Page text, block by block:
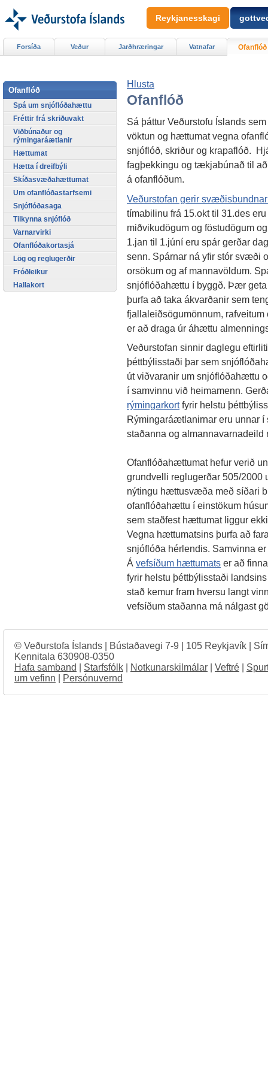
Hlusta
Ofanflóð
Sá þáttur Veðurstofu Íslands
vöktun og hættumat vegna
snjóflóð, skriður og krapaflóð.
fagþekkingu og tækjabúnað til
á ofanflóðum.
Veðurstofan gerir
tímabilinu frá 15.okt til 31.des
miðvikudögum og föstudögum
1.jan til 1.júní eru spár gerðar
senn. Spárnar ná yfir stór svæði
orsökum og af mannavöldum.
snjóflóðahættu í byggð. Þær geta
þurfa að taka ákvarðanir sem
fjallaleiðsögumönnum,
er að draga úr áhættu
Veðurstofan sinnir daglegu
þéttbýlisstaði þar sem
út viðvaranir um snjóflóðahættu
í samvinnu við heimamenn.
rýmingarkortfyrir helstu
Rýmingaráætlanirnar eru unnar
staðanna og almannavarnadeild
Ofanflóðahættumat hefur verið
grundvelli reglugerðar 505/2000
nýtingu hættusvæða með síðari
ofanflóðahættu í einstökum
sem staðfest hættumat liggur
Vegna hættumatsins þurfa að
snjóflóða hérlendis. Samvinna
Á vefsíðum hættumats er að
fyrir helstu þéttbýlisstaði
stað kemur fram hversu langt
vefsíðum staðanna má nálgast
Forsíða Veður Jarðhræringar Vatnafar Ofanflóð
Ofanflóð
Spá um snjóflóðahættu
Fréttir frá skriðuvakt
Viðbúnaður og
rýmingaráætlanir
Hættumat
Hætta í dreifbýli
Skíðasvæðahættumat
Um ofanflóðastarfsemi
Snjóflóðasaga
Tilkynna snjóflóð
Varnarvirki
Ofanflóðakortasjá
Lög og reglugerðir
Fróðleikur
Hallakort
Reykjanesskagi
© Veðurstofa Íslands | Bústaðavegi 7-9 | 105 Reykjavík |
Kennitala 630908-0350
Hafa samband
Starfsfólk Notkunarskilmálar Veftré
um vefinn
Persónuvernd